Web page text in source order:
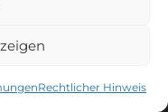
Rechtlicher Hinweis